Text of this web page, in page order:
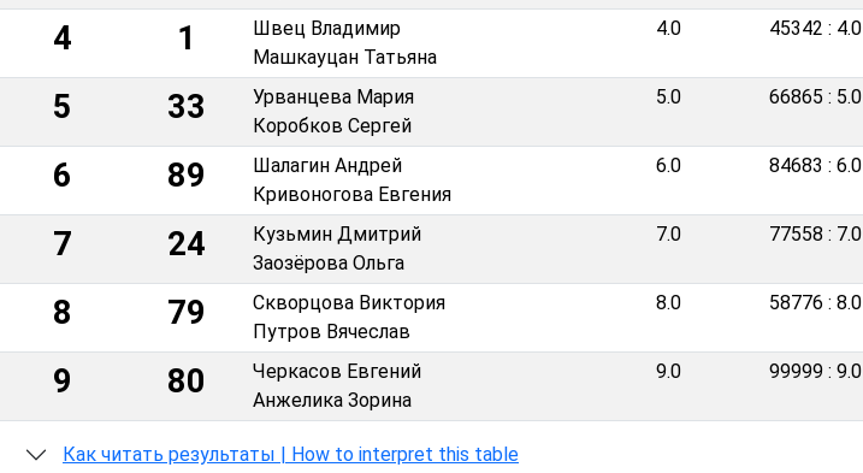
4 1
Швец Владимир
Машкауцан Татьяна
4.0 45342 : 4.0
5 33
Урванцева Мария
Коробков Сергей
5.0 66865 : 5.0
6 89
Шалагин Андрей
Кривоногова Евгения
6.0 84683 : 6.0
7 24
Кузьмин Дмитрий
Заозёрова Ольга
7.0 77558 : 7.0
8 79
Скворцова Виктория
Путров Вячеслав
8.0 58776 : 8.0
9 80
Черкасов Евгений
Анжелика Зорина
9.0 99999 : 9.0
Как читать результаты | How to interpret this table